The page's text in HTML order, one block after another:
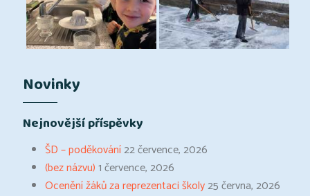
Novinky
Nejnovější příspěvky
ŠD – poděkování22 července, 2026
(bez názvu)1 července, 2026
Ocenění žáků za reprezentaci školy25 června, 2026